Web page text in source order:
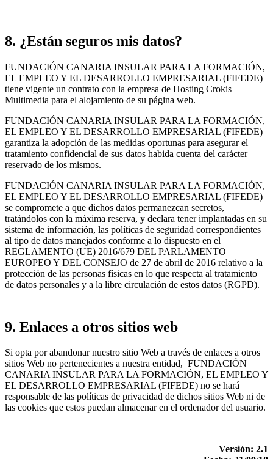
8. ¿Están seguros mis datos?
FUNDACIÓN CANARIA INSULAR PARA LA FORMACIÓN,
EL EMPLEO Y EL DESARROLLO EMPRESARIAL (FIFEDE)
tiene vigente un contrato con la empresa de Hosting Crokis
Multimedia para el alojamiento de su página web.
FUNDACIÓN CANARIA INSULAR PARA LA FORMACIÓN,
EL EMPLEO Y EL DESARROLLO EMPRESARIAL (FIFEDE)
garantiza la adopción de las medidas oportunas para asegurar el
tratamiento confidencial de sus datos habida cuenta del carácter
reservado de los mismos.
FUNDACIÓN CANARIA INSULAR PARA LA FORMACIÓN,
EL EMPLEO Y EL DESARROLLO EMPRESARIAL (FIFEDE)
se compromete a que dichos datos permanezcan secretos,
tratándolos con la máxima reserva, y declara tener implantadas en su
sistema de información, las políticas de seguridad correspondientes
al tipo de datos manejados conforme a lo dispuesto en el
REGLAMENTO (UE) 2016/679 DEL PARLAMENTO
EUROPEO Y DEL CONSEJO de 27 de abril de 2016 relativo a la
protección de las personas físicas en lo que respecta al tratamiento
de datos personales y a la libre circulación de estos datos (RGPD).
9. Enlaces a otros sitios web
Si opta por abandonar nuestro sitio Web a través de enlaces a otros
sitios Web no pertenecientes a nuestra entidad, FUNDACIÓN
CANARIA INSULAR PARA LA FORMACIÓN, EL EMPLEO Y
EL DESARROLLO EMPRESARIAL (FIFEDE) no se hará
responsable de las políticas de privacidad de dichos sitios Web ni de
las cookies que estos puedan almacenar en el ordenador del usuario.
Versión: 2.1